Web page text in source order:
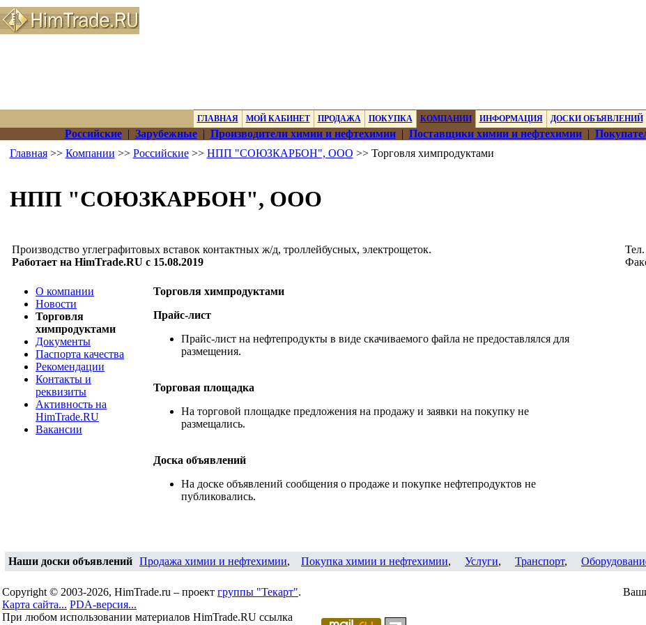
ГЛАВНАЯ МОЙ КАБИНЕТ ПРОДАЖА ПОКУПКА КОМПАНИИ ИНФОРМАЦИЯ ДОСКИ ОБЪЯВЛЕНИЙ
Российские| Зарубежные| Производители химии и нефтехимии| Поставщики химии и нефтехимии|
Главная>> Компании >> Российские>> НПП "СОЮЗКАРБОН", ООО >> Торговля химпродуктами
НПП "СОЮЗКАРБОН", ООО
Производство углеграфитовых вставок контактных ж/д, троллейбусных, электрощеток.
Работает на HimTrade.RU с 15.08.2019
О компании
Новости
Торговля
химпродуктами
Документы
Паспорта качества
Рекомендации
Контакты и
реквизиты
Активность на
HimTrade.RU
Вакансии
Торговля химпродуктами
Прайс-лист
Прайс-лист на нефтепродукты в виде скачиваемого файла не предоставлялся для
размещения.
Торговая площадка
На торговой площадке предложения на продажу и заявки на покупку не
размещались.
Доска объявлений
На доске объявлений сообщения о продаже и покупке нефтепродуктов не
публиковались.
Наши доски объявлений Продажа химии и нефтехимии, Покупка химии и нефтехимии, Услуги, Транспорт,
Copyright © 2003-2026, HimTrade.ru – проект группы "Текарт".
Карта сайта... PDA-версия...
При любом использовании материалов HimTrade.RU ссылка